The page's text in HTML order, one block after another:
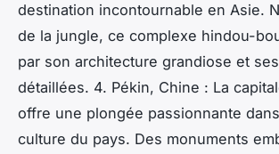
destination incontournable en Asie.
de la jungle, ce complexe hindou-
par son architecture grandiose et
détaillées. 4. Pékin, Chine : La
offre une plongée passionnante
culture du pays. Des monuments